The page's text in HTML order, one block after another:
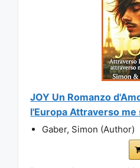
JOY Un Romanzo
l'Europa Attraverso me
Gaber, Simon (Author)